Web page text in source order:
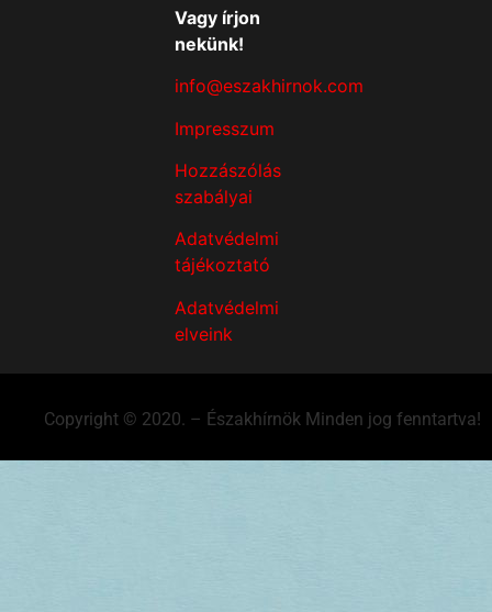
Vagy írjon
nekünk!
info@eszakhirnok.com
Impresszum
Hozzászólás
szabályai
Adatvédelmi
tájékoztató
Adatvédelmi
elveink
Copyright © 2020. – Északhírnök Minden jog fenntartva!